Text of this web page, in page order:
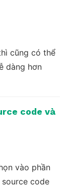
cũng có thể
dàng hơn
code và
vào phần
code